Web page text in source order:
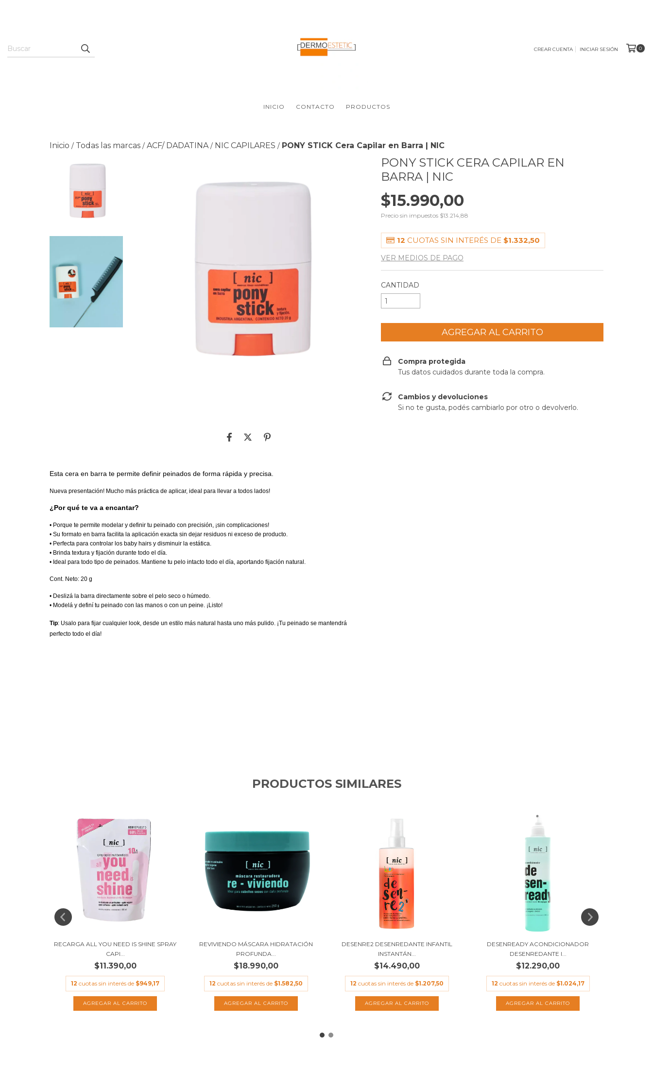
CREAR CUENTA INICIAR SESIÓN 0
INICIO CONTACTO PRODUCTOS
Inicio / Todas las marcas / ACF/ DADATINA / NIC CAPILARES / PONY STICK Cera Capilar en Barra | NIC
Esta cera en barra te permite definir peinados de forma rápida y precisa.
Nueva presentación! Mucho más práctica de aplicar, ideal para llevar a todos lados!
¿Por qué te va a encantar?
• Porque te permite modelar y definir tu peinado con precisión, ¡sin complicaciones!
• Su formato en barra facilita la aplicación exacta sin dejar residuos ni exceso de producto.
• Perfecta para controlar los baby hairs y disminuir la estática.
• Brinda textura y fijación durante todo el día.
• Ideal para todo tipo de peinados. Mantiene tu pelo intacto todo el día, aportando fijación natural.
Cont. Neto: 20 g
• Deslizá la barra directamente sobre el pelo seco o húmedo.
• Modelá y definí tu peinado con las manos o con un peine. ¡Listo!
Tip: Usalo para fijar cualquier look, desde un estilo más natural hasta uno más pulido. ¡Tu peinado se mantendrá
perfecto todo el día!
PONY STICK CERA CAPILAR EN
BARRA | NIC
$15.990,00
Precio sin impuestos $13.214,88
12 CUOTAS SIN INTERÉS DE $1.332,50
VER MEDIOS DE PAGO
CANTIDAD
Compra protegida
Tus datos cuidados durante toda la compra.
Cambios y devoluciones
Si no te gusta, podés cambiarlo por otro o devolverlo.
PRODUCTOS SIMILARES
RECARGA ALL YOU NEED IS SHINE SPRAY
CAPI...
$11.390,00
12 cuotas sin interés de $949,17
REVIVIENDO MÁSCARA HIDRATACIÓN
PROFUNDA...
$18.990,00
12 cuotas sin interés de $1.582,50
DESENRE2 DESENREDANTE INFANTIL
INSTANTÁN...
$14.490,00
12 cuotas sin interés de $1.207,50
DESENREADY ACONDICIONADOR
DESENREDANTE I...
$12.290,00
12 cuotas sin interés de $1.024,17